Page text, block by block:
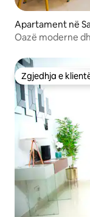
Apartament në
Oazë moderne
Zgjedhja e
Zgjedhja e